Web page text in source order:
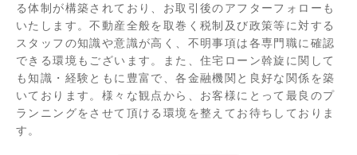
る体制が構築されており、お取引後のアフターフォローも
いたします。不動産全般を取巻く税制及び政策等に対する
スタッフの知識や意識が高く、不明事項は各専門職に確認
できる環境もございます。また、住宅ローン斡旋に関して
も知識・経験ともに豊富で、各金融機関と良好な関係を築
いております。様々な観点から、お客様にとって最良のプ
ランニングをさせて頂ける環境を整えてお待ちしておりま
す。